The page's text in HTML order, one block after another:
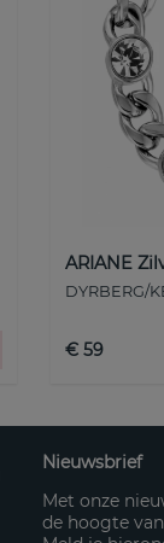
ARIANE
DYRBERG/
€ 59
Nieuwsbrief
Met onze
de hoogte